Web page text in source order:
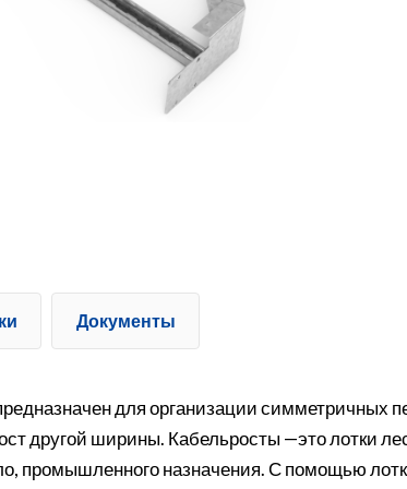
Документы
для организации симметричных
другой ширины. Кабельросты —это лотки
промышленного назначения. С помощью